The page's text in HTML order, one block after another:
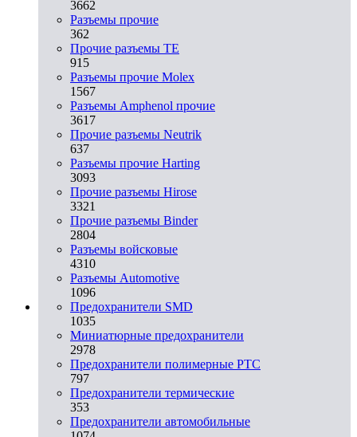
3662
Разъeмы прочие
362
Прочие разъемы TE
915
Разъемы прочие Molex
1567
Разъемы Amphenol прочие
3617
Прочие разъемы Neutrik
637
Разъемы прочие Harting
3093
Прочие разъемы Hirose
3321
Прочие разъемы Binder
2804
Разъемы войсковые
4310
Разъeмы Automotive
1096
Предохранители SMD
1035
Миниатюрные предохранители
2978
Предохранители полимерные PTC
797
Предохранители термические
353
Предохранители автомобильные